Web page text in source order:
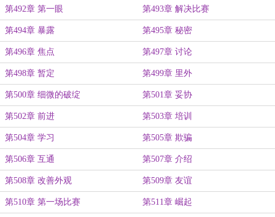
第492章 第一眼 第493章 解决比赛
第494章 暴露 第495章 秘密
第496章 焦点 第497章 讨论
第498章 暂定 第499章 里外
第500章 细微的破绽 第501章 妥协
第502章 前进 第503章 培训
第504章 学习 第505章 欺骗
第506章 互通 第507章 介绍
第508章 改善外观 第509章 友谊
第510章 第一场比赛 第511章 崛起